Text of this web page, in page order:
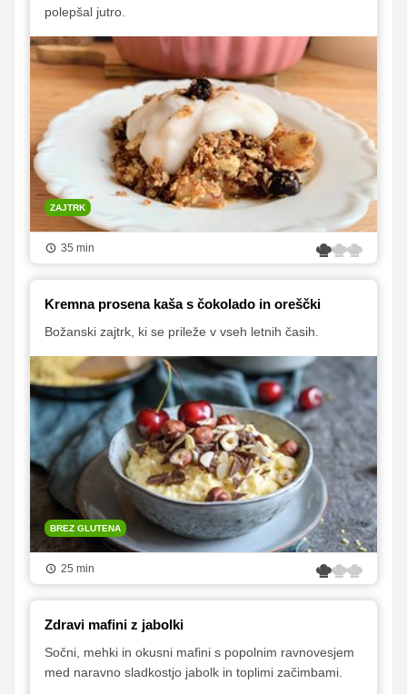
polepšal jutro.
ZAJTRK
35 min
Kremna prosena kaša s čokolado in oreščki
Božanski zajtrk, ki se prileže v vseh letnih časih.
BREZ GLUTENA
25 min
Zdravi mafini z jabolki
Sočni, mehki in okusni mafini s popolnim ravnovesjem
med naravno sladkostjo jabolk in toplimi začimbami.